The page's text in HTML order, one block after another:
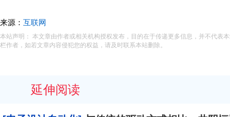
来源： 互联网
本站声明： 本文章由作者或相关机构授权发布，目的在于传递更多信息，并不代表
栏作者，如若文章内容侵犯您的权益，请及时联系本站删除。
延伸阅读